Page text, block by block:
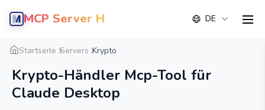
MCP Server Hub DE
Startseite Servers Krypto
Krypto-Händler Mcp-Tool für
Claude Desktop
Übersicht